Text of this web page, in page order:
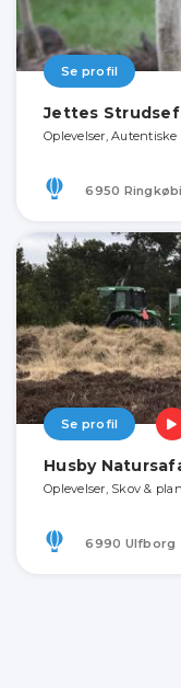
Se profil
Jettes
Oplevelser, Autentiske
6950
Se profil
Husby
Oplevelser, Skov &
6990 Ulfborg